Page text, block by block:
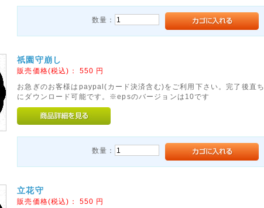
数量：
祇園守崩し
販売価格(税込)： 550 円
お急ぎのお客様はpaypal(カード決済含む)をご利用下さい。完了後直ち
にダウンロード可能です。※epsのバージョンは10です
数量：
立花守
販売価格(税込)： 550 円